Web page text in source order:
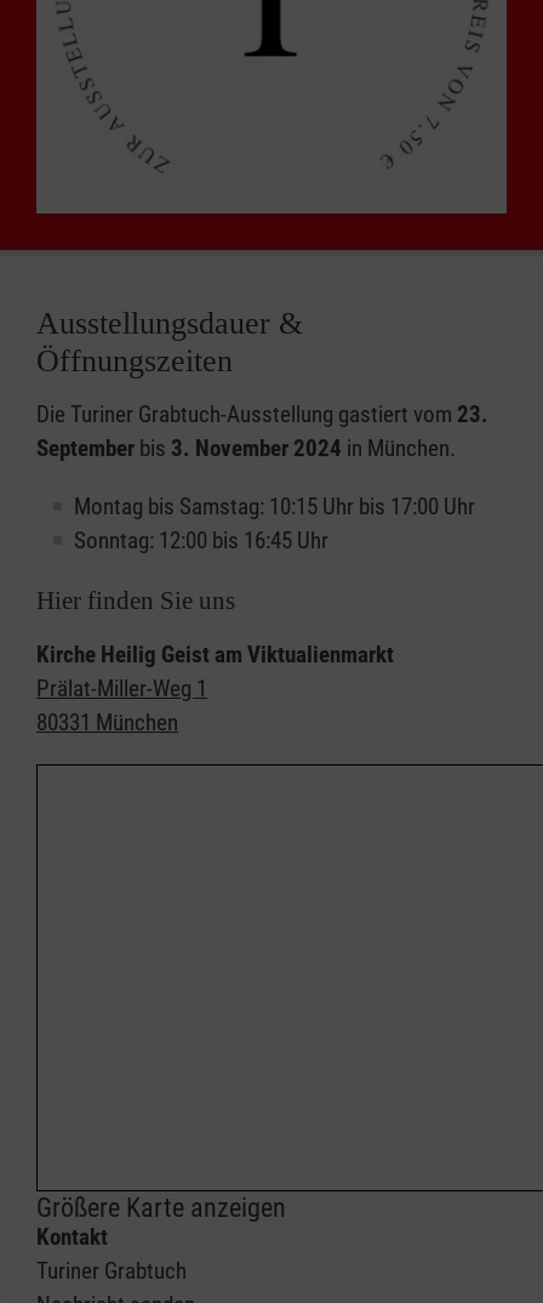
Ausstellungsdauer &
Öffnungszeiten
Die Turiner Grabtuch-Ausstellung gastiert vom 23.
September bis 3. November 2024 in München.
Montag bis Samstag: 10:15 Uhr bis 17:00 Uhr
Sonntag: 12:00 bis 16:45 Uhr
Hier finden Sie uns
Kirche Heilig Geist am Viktualienmarkt
Prälat-Miller-Weg 1
80331 München
Größere Karte anzeigen
Kontakt
Turiner Grabtuch